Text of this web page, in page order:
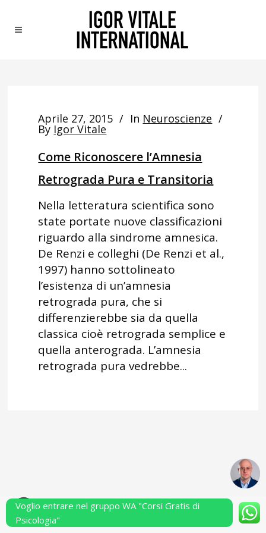
Aprile 27, 2015 In Neuroscienze
By Igor Vitale
Come Riconoscere l’Amnesia
Retrograda Pura e Transitoria
Nella letteratura scientifica sono
state portate nuove classificazioni
riguardo alla sindrome amnesica.
De Renzi e colleghi (De Renzi et al.,
1997) hanno sottolineato
l’esistenza di un’amnesia
retrograda pura, che si
differenzierebbe sia da quella
classica cioè retrograda semplice e
quella anterograda. L’amnesia
retrograda pura vedrebbe...
Powered by Performarsi S.a.s.
Voglio entrare nel gruppo WA "Corsi Gratis di
Psicologia"